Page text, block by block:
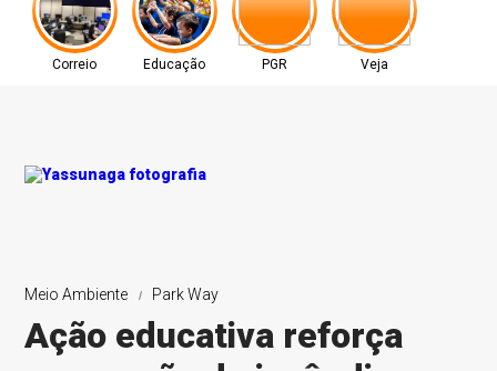
Correio Educação PGR Veja
Pesquisa Negócios
Meio Ambiente Park Way
Ação educativa reforça